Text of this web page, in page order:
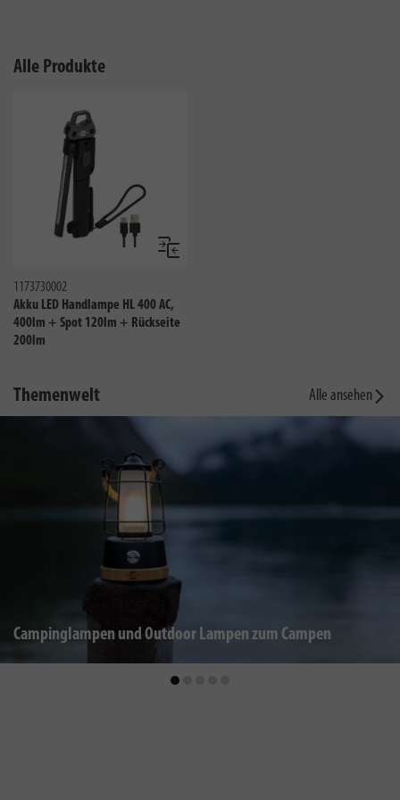
Alle Produkte
Vergleichen
1173730002
Akku LED Handlampe HL 400 AC,
400lm + Spot 120lm + Rückseite
200lm
Themenwelt Alle ansehen
Campinglampen und Outdoor Lampen zum Campen